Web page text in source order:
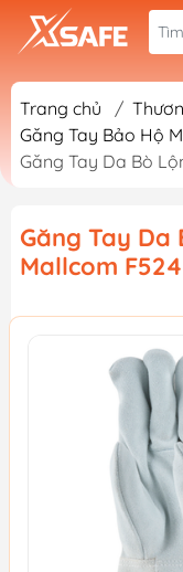
Trang chủ /
Găng Tay Bảo Hộ
Găng Tay Da Bò
Găng Tay Da
Mallcom F524